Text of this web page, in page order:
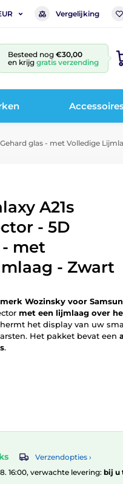
Vergelijking
Besteed nog €30,00
en krijg gratis verzending
glas - met Volledige
A21s
- 5D
- met
- Zwart
Wozinsky voor
met een lijmlaag over
het display van uw
Het pakket bevat een
.
Verzendopties ›
16:00, verwachte levering: bij u